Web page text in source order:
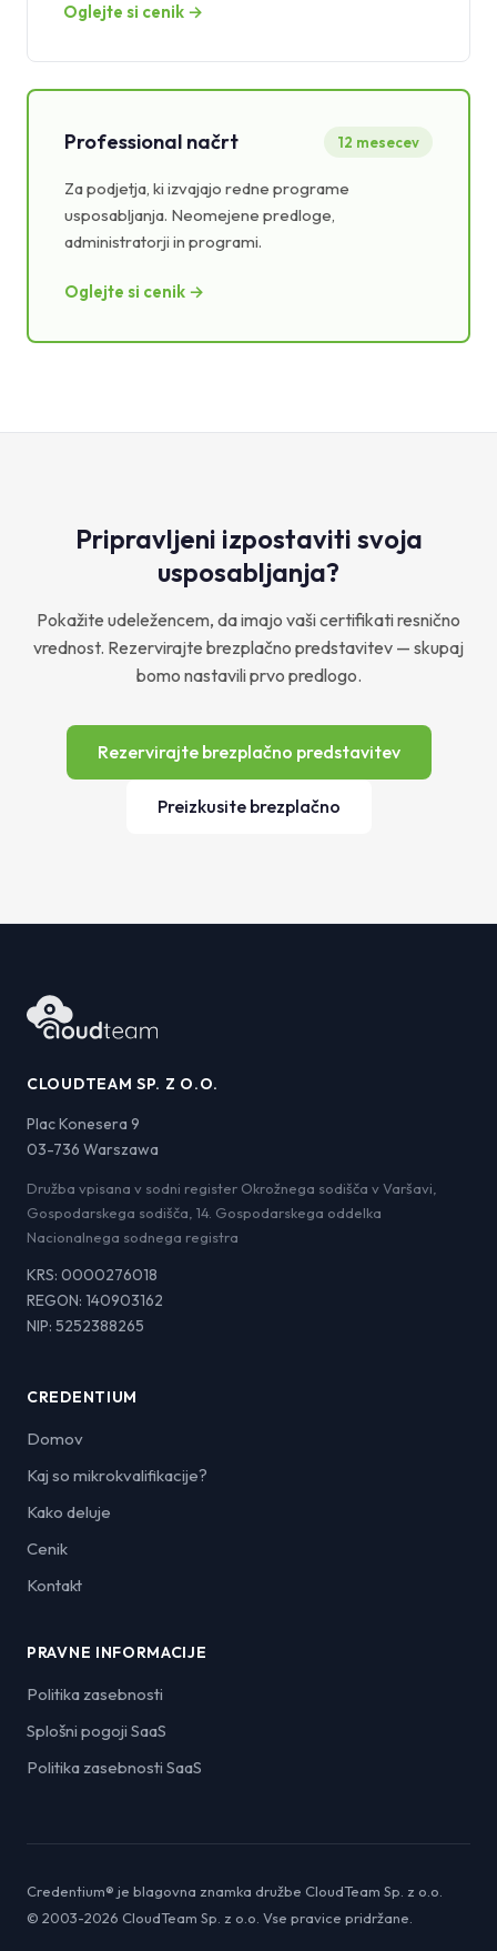
Oglejte si cenik →
Professional načrt 12 mesecev
Za podjetja, ki izvajajo redne programe
usposabljanja. Neomejene predloge,
administratorji in programi.
Oglejte si cenik →
Pripravljeni izpostaviti svoja
usposabljanja?
Pokažite udeležencem, da imajo vaši certifikati resnično
vrednost. Rezervirajte brezplačno predstavitev — skupaj
bomo nastavili prvo predlogo.
Rezervirajte brezplačno predstavitev
Preizkusite brezplačno
CLOUDTEAM SP. Z O.O.
Plac Konesera 9
03-736 Warszawa
Družba vpisana v sodni register Okrožnega sodišča v Varšavi,
Gospodarskega sodišča, 14. Gospodarskega oddelka
Nacionalnega sodnega registra
KRS: 0000276018
REGON: 140903162
NIP: 5252388265
CREDENTIUM
Domov
Kaj so mikrokvalifikacije?
Kako deluje
Cenik
Kontakt
PRAVNE INFORMACIJE
Politika zasebnosti
Splošni pogoji SaaS
Politika zasebnosti SaaS
Credentium® je blagovna znamka družbe CloudTeam Sp. z o.o.
© 2003-2026 CloudTeam Sp. z o.o. Vse pravice pridržane.